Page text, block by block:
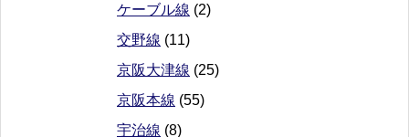
ケーブル線 (2)
交野線 (11)
京阪大津線 (25)
京阪本線 (55)
宇治線 (8)